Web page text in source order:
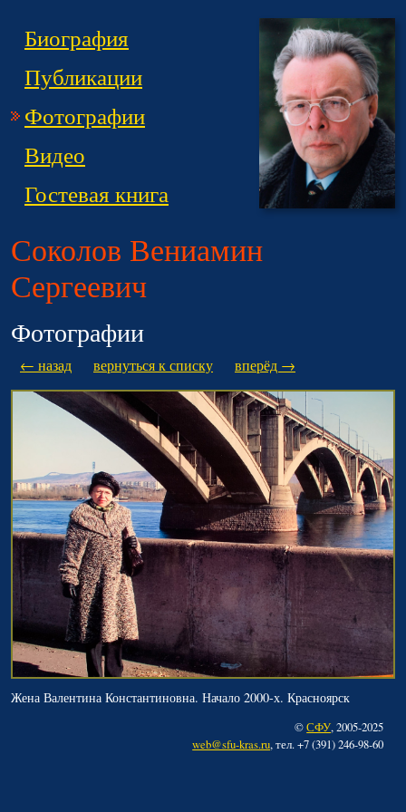
Биография
Публикации
Фотографии
Видео
Гостевая книга
Соколов Вениамин
Сергеевич
Фотографии
← назад вернуться к списку вперёд →
Жена Валентина Константиновна. Начало 2000-х. Красноярск
©СФУ, 2005-2025
web@sfu-kras.ru, тел. +7 (391) 246-98-60